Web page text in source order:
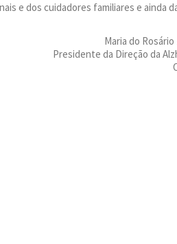
e dos cuidadores familiares e ainda
Maria do
Presidente da Direção da